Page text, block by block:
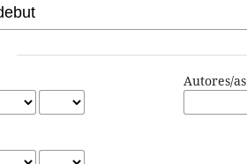
Autores/as